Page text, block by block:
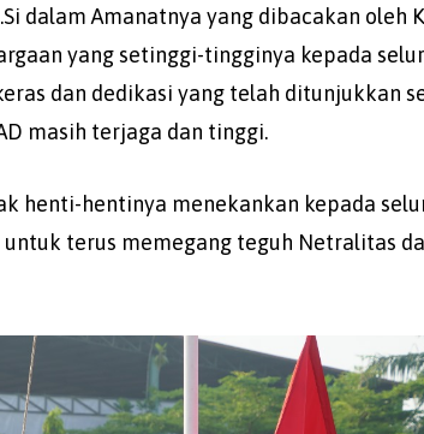
dalam Amanatnya yang dibacakan oleh
yang setinggi-tingginya kepada
dan dedikasi yang telah ditunjukkan
masih terjaga dan tinggi.
henti-hentinya menekankan kepada
terus memegang teguh Netralitas